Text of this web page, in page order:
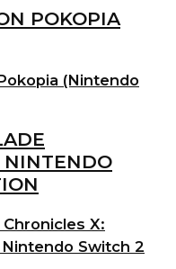
(Nintendo
X:
Switch 2